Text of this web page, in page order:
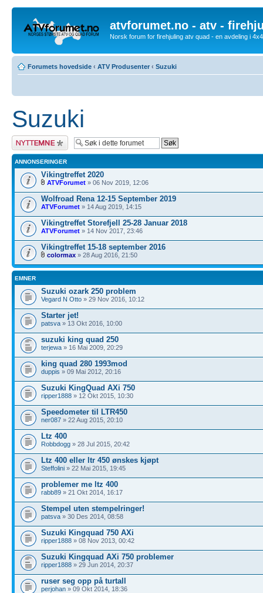
atvforumet.no - atv -
Norsk forum for firehjuling atv quad - en avdeling i
Forumets hovedside ‹ ATV Produsenter ‹ Suzuki
Suzuki
Legg inn et nytt
emne
ANNONSERINGER
Vikingtreffet 2020
ATVForumet » 06 Nov 2019, 12:06
Wolfroad Rena 12-15 September 2019
ATVForumet » 14 Aug 2019, 14:15
Vikingtreffet Storefjell 25-28 Januar 2018
ATVForumet » 14 Nov 2017, 23:46
Vikingtreffet 15-18 september 2016
colormax » 28 Aug 2016, 21:50
EMNER
Suzuki ozark 250 problem
Vegard N Otto » 29 Nov 2016, 10:12
Starter jet!
patsva » 13 Okt 2016, 10:00
suzuki king quad 250
terjewa » 16 Mai 2009, 20:29
king quad 280 1993mod
duppis » 09 Mai 2012, 20:16
Suzuki KingQuad AXi 750
ripper1888 » 12 Okt 2015, 10:30
Speedometer til LTR450
ner087 » 22 Aug 2015, 20:10
Ltz 400
Robbdogg » 28 Jul 2015, 20:42
Ltz 400 eller ltr 450 ønskes kjøpt
Steffolini » 22 Mai 2015, 19:45
problemer me ltz 400
rabb89 » 21 Okt 2014, 16:17
Stempel uten stempelringer!
patsva » 30 Des 2014, 08:58
Suzuki Kingquad 750 AXi
ripper1888 » 08 Nov 2013, 00:42
Suzuki Kingquad AXi 750 problemer
ripper1888 » 29 Jun 2014, 20:37
ruser seg opp på turtall
perjohan » 09 Okt 2014, 18:36